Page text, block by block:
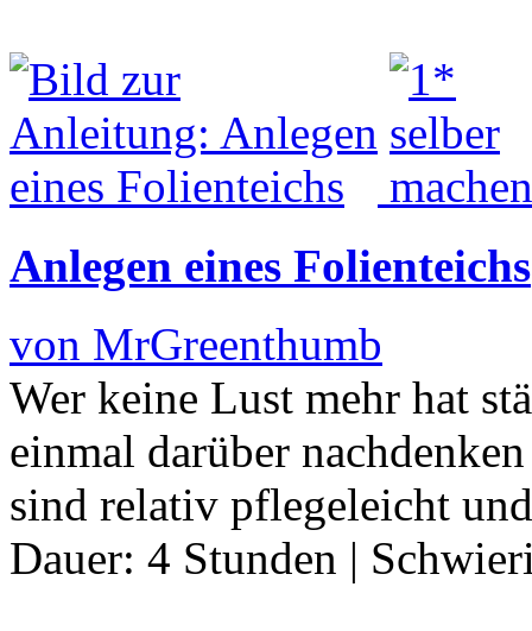
Anlegen eines Folienteichs
von MrGreenthumb
Wer keine Lust mehr hat
einmal darüber
sind relativ pflegeleicht
Dauer: 4 Stunden |